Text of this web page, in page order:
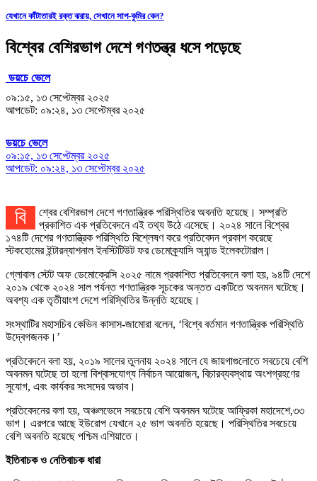
যেখানে কাঁটাতারই রক্ত ঝরায়, সেখানে সাপ-কুমির কেন?
বিশ্বের বেশিরভাগ দেশে গণতন্ত্র ধসে পড়েছে
ডয়চে ভেলে
০৯:১৫, ১৩ সেপ্টেম্বর ২০২৫
আপডেট: ০৯:২৪, ১৩ সেপ্টেম্বর ২০২৫
ডয়চে ভেলে
০৯:১৫, ১৩ সেপ্টেম্বর ২০২৫
আপডেট: ০৯:২৪, ১৩ সেপ্টেম্বর ২০২৫
বিশ্বের বেশিরভাগ দেশে গণতান্ত্রিক পরিস্থিতির অবনতি হয়েছে। সম্প্রতি
প্রকাশিত এক প্রতিবেদনে এই তথ্য উঠে এসেছে। ২০২৪ সালে বিশ্বের
১৭৪টি দেশের গণতান্ত্রিক পরিস্থিতি বিশ্লেষণ করে প্রতিবেদন প্রকাশ করেছে
স্টকহোমের ইন্টারন্যাশনাল ইনস্টিটিউট ফর ডেমোক্র্যাসি অ্যান্ড ইলেকটোরাল।
গ্লোবাল স্টেট অফ ডেমোক্রেসি ২০২৫ নামে প্রকাশিত প্রতিবেদনে বলা হয়, ৯৪টি দেশে
২০১৯ থেকে ২০২৪ সাল পর্যন্ত গণতান্ত্রিক সূচকের অন্তত একটিতে অবনমন ঘটেছে।
অবশ্য এক তৃতীয়াংশ দেশে পরিস্থিতির উন্নতি হয়েছে।
সংস্থাটির মহাসচিব কেভিন কাসাস-জামোরা বলেন, ‘বিশ্বে বর্তমান গণতান্ত্রিক পরিস্থিতি
উদ্বেগজনক।’
প্রতিবেদনে বলা হয়, ২০১৯ সালের তুলনায় ২০২৪ সালে যে জায়গাগুলোতে সবচেয়ে বেশি
অবনমন ঘটেছে তা হলো বিশ্বাসযোগ্য নির্বাচন আয়োজন, বিচারব্যবস্থায় অংশগ্রহণের
সুযোগ, এবং কার্যকর সংসদের অভাব।
প্রতিবেদনের বলা হয়, অঞ্চলভেদে সবচেয়ে বেশি অবনমন ঘটেছে আফ্রিকা মহাদেশে,৩৩
ভাগ। এরপরে আছে ইউরোপ যেখানে ২৫ ভাগ অবনতি হয়েছে। পরিস্থিতির সবচেয়ে
বেশি অবনতি হয়েছে পশ্চিম এশিয়াতে।
ইতিবাচক ও নেতিবাচক ধারা